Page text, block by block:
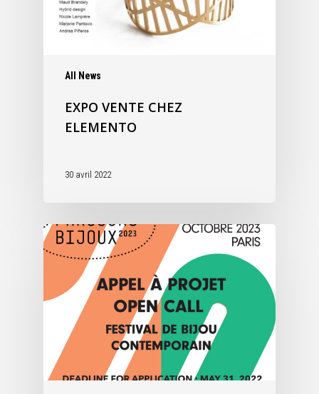
All News
EXPO VENTE CHEZ
ELEMENTO
30 avril 2022